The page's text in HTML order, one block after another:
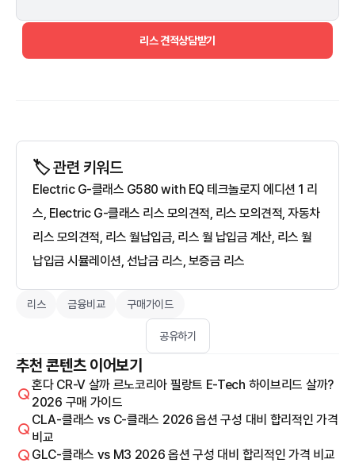
리스 견적상담받기
🏷️ 관련 키워드
Electric G-클래스 G580 with EQ 테크놀로지 에디션 1 리
스, Electric G-클래스 리스 모의견적, 리스 모의견적, 자동차
리스 모의견적, 리스 월납입금, 리스 월 납입금 계산, 리스 월
납입금 시뮬레이션, 선납금 리스, 보증금 리스
리스 금융비교 구매가이드
공유하기
추천 콘텐츠 이어보기
혼다 CR-V 살까 르노코리아 필랑트 E-Tech 하이브리드 살까?
2026 구매 가이드
CLA-클래스 vs C-클래스 2026 옵션 구성 대비 합리적인 가격
비교
GLC-클래스 vs M3 2026 옵션 구성 대비 합리적인 가격 비교